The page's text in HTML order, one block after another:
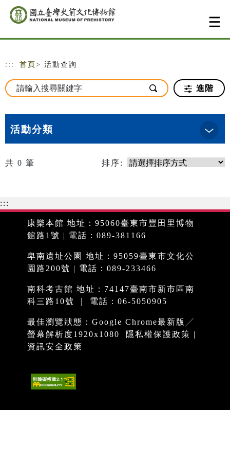
跳到主要內容
網站導覽
::: 首頁 > 活動查詢
進階
活動分類
共 0 筆 排序:
:::
康樂本館 地址：95060臺東市豐田里博物
館路1號 | 電話：089-381166
卑南遺址公園 地址：95059臺東市文化公
園路200號 | 電話：089-233466
南科考古館 地址：74147臺南市新市區南
科三路10號 ｜ 電話：06-5050905
最佳瀏覽狀態：Google Chrome最新版╱
螢幕解析度1920x1080
隱私權保護政策 |
資訊安全政策